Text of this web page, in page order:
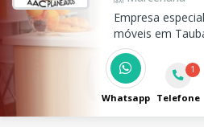
Empresa
móveis em
Paraíba.
todos ambientes
empresas!
Whatsapp
1
Telefone